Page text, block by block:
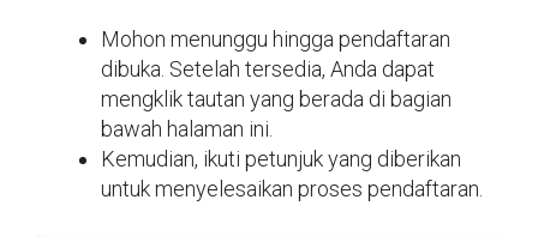
Mohon menunggu hingga pendaftaran
dibuka. Setelah tersedia, Anda dapat
mengklik tautan yang berada di bagian
bawah halaman ini.
Kemudian, ikuti petunjuk yang diberikan
untuk menyelesaikan proses pendaftaran.